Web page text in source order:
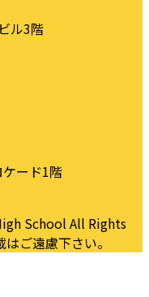
ル3階
ード1階
School All Rights
ご遠慮下さい。